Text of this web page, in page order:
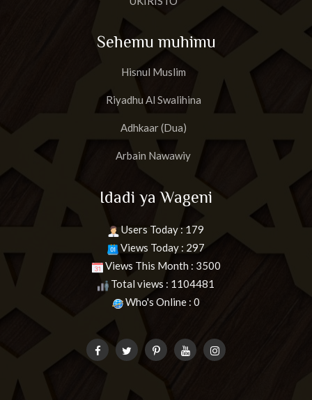
Sehemu muhimu
Hisnul Muslim
Riyadhu Al Swalihina
Adhkaar (Dua)
Arbain Nawawiy
Idadi ya Wageni
Users Today : 179
Views Today : 297
Views This Month : 3500
Total views : 1104481
Who's Online : 0